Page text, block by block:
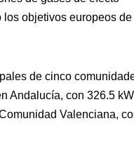
los objetivos europeos de
de cinco
Andalucía, con 326.5
Valenciana,